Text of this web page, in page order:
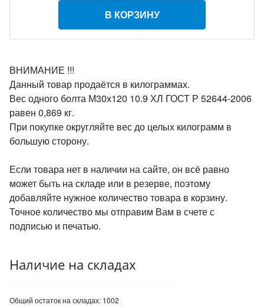
В КОРЗИНУ
ВНИМАНИЕ !!!
Данный товар продаётся в килограммах.
Вес одного болта М30х120 10.9 ХЛ ГОСТ Р 52644-2006
равен 0,869 кг.
При покупке округляйте вес до целых килограмм в
большую сторону.
Если товара нет в наличии на сайте, он всё равно
может быть на складе или в резерве, поэтому
добавляйте нужное количество товара в корзину.
Точное количество мы отправим Вам в счете с
подписью и печатью.
Наличие на складах
Общий остаток на складах: 1002